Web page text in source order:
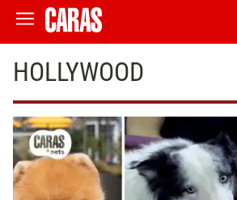
HOLLYWOOD